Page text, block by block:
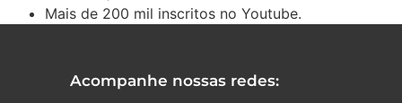
Mais de 200 mil inscritos no Youtube.
Acompanhe nossas redes: